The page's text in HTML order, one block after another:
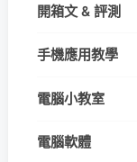
開箱文 & 評測
手機應用教學
電腦小教室
電腦軟體